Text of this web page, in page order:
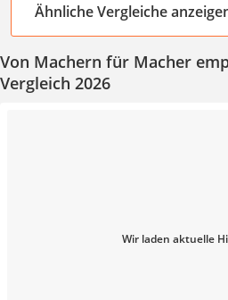
Ähnliche Vergleiche
Von Machern für Macher
Vergleich 2026
Wir laden aktuelle